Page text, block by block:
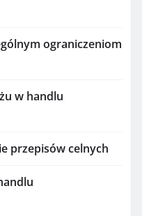
ograniczeniom
w handlu
przepisów celnych